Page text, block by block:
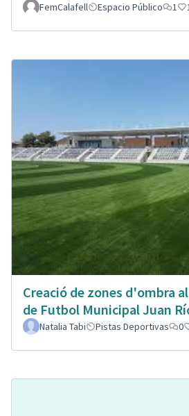
FemCalafell Espacio Público 1
Creació de zones d'ombra
de Futbol Municipal Juan
Natalia Tabi Pistas Deportivas 0